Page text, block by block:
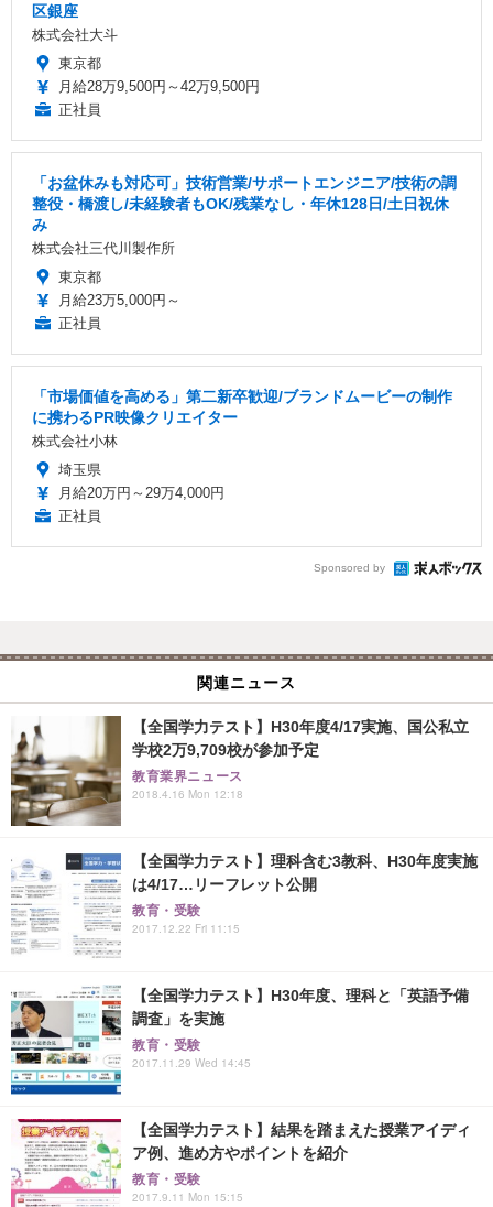
区銀座
株式会社大斗
東京都
月給28万9,500円～42万9,500円
正社員
「お盆休みも対応可」技術営業/サポートエンジニア/技術の調
整役・橋渡し/未経験者もOK/残業なし・年休128日/土日祝休
み
株式会社三代川製作所
東京都
月給23万5,000円～
正社員
「市場価値を高める」第二新卒歓迎/ブランドムービーの制作
に携わるPR映像クリエイター
株式会社小林
埼玉県
月給20万円～29万4,000円
正社員
Sponsored by
関連ニュース
【全国学力テスト】H30年度4/17実施、国公私立
学校2万9,709校が参加予定
教育業界ニュース
2018.4.16 Mon 12:18
【全国学力テスト】理科含む3教科、H30年度実施
は4/17…リーフレット公開
教育・受験
2017.12.22 Fri 11:15
【全国学力テスト】H30年度、理科と「英語予備
調査」を実施
教育・受験
2017.11.29 Wed 14:45
【全国学力テスト】結果を踏まえた授業アイディ
ア例、進め方やポイントを紹介
教育・受験
2017.9.11 Mon 15:15